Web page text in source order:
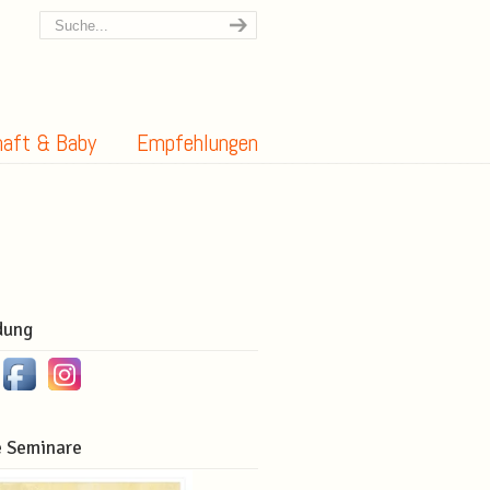
& Baby Empfehlungen
Seminare